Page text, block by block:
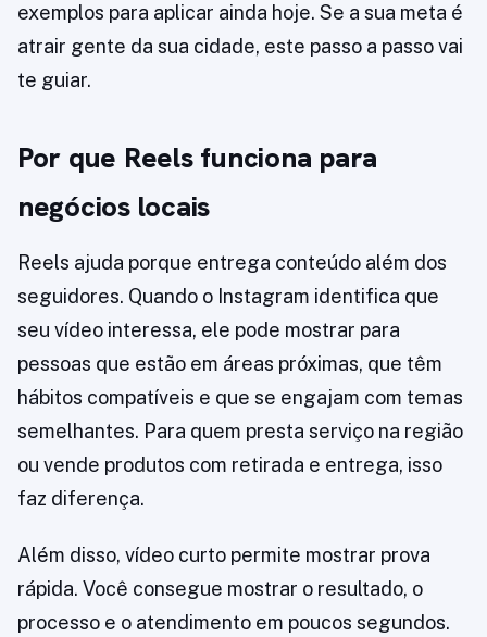
exemplos para aplicar ainda hoje. Se a sua meta é
atrair gente da sua cidade, este passo a passo vai
te guiar.
Por que Reels funciona para
negócios locais
Reels ajuda porque entrega conteúdo além dos
seguidores. Quando o Instagram identifica que
seu vídeo interessa, ele pode mostrar para
pessoas que estão em áreas próximas, que têm
hábitos compatíveis e que se engajam com temas
semelhantes. Para quem presta serviço na região
ou vende produtos com retirada e entrega, isso
faz diferença.
Além disso, vídeo curto permite mostrar prova
rápida. Você consegue mostrar o resultado, o
processo e o atendimento em poucos segundos.